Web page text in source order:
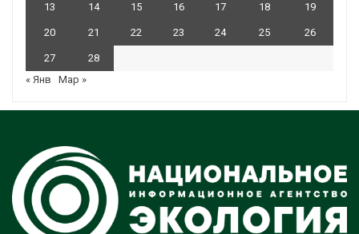
13 14 15 16 17 18 19
20 21 22 23 24 25 26
27
28
« Янв
Мар »